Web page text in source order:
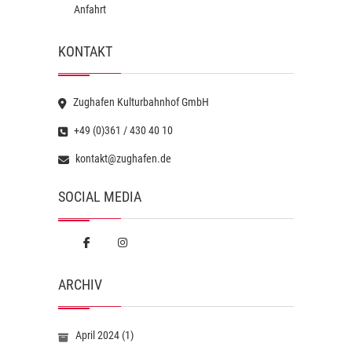
Anfahrt
KONTAKT
Zughafen Kulturbahnhof GmbH
+49 (0)361 / 430 40 10
kontakt@zughafen.de
SOCIAL MEDIA
ARCHIV
April 2024 (1)